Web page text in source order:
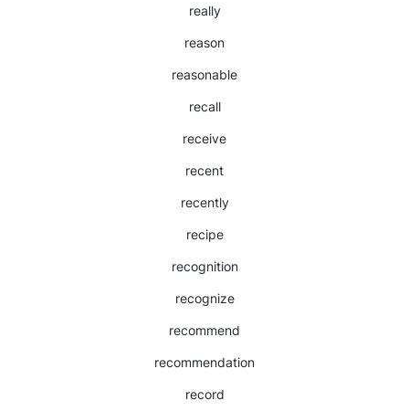
really
reason
reasonable
recall
receive
recent
recently
recipe
recognition
recognize
recommend
recommendation
record